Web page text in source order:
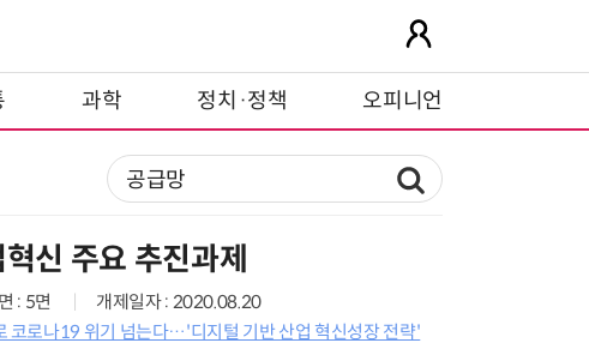
과학 정치·정책 오피니언
신 주요 추진과제
: 5면
개제일자 : 2020.08.20
코로나19 위기 넘는다…'디지털 기반 산업 혁신성장 전략'